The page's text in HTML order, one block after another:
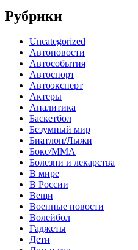
Рубрики
Uncategorized
Автоновости
Автособытия
Автоспорт
Автоэксперт
Актеры
Аналитика
Баскетбол
Безумный мир
Биатлон/Лыжи
Бокс/MMA
Болезни и лекарства
В мире
В России
Вещи
Военные новости
Волейбол
Гаджеты
Дети